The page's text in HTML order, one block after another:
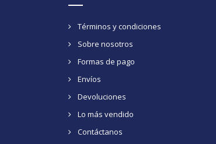
Términos y condiciones
Sobre nosotros
Formas de pago
Envíos
Devoluciones
Lo más vendido
Contáctanos